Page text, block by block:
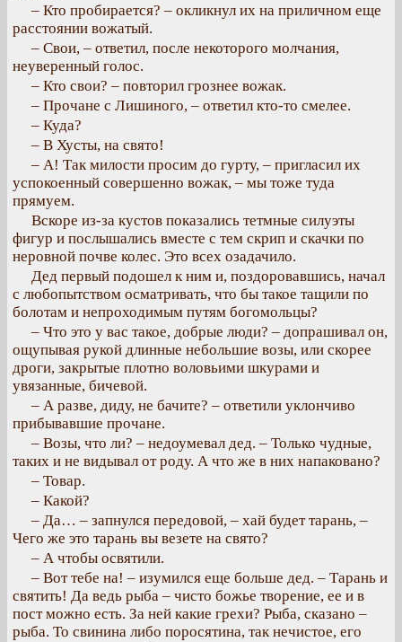
– Кто пробирается? – окликнул их на приличном еще
расстоянии вожатый.
– Свои, – ответил, после некоторого молчания,
неуверенный голос.
– Кто свои? – повторил грознее вожак.
– Прочане с Лишиного, – ответил кто-то смелее.
– Куда?
– В Хусты, на свято!
– А! Так милости просим до гурту, – пригласил их
успокоенный совершенно вожак, – мы тоже туда
прямуем.
Вскоре из-за кустов показались тетмные силуэты
фигур и послышались вместе с тем скрип и скачки по
неровной почве колес. Это всех озадачило.
Дед первый подошел к ним и, поздоровавшись, начал
с любопытством осматривать, что бы такое тащили по
болотам и непроходимым путям богомольцы?
– Что это у вас такое, добрые люди? – допрашивал он,
ощупывая рукой длинные небольшие возы, или скорее
дроги, закрытые плотно воловьими шкурами и
увязанные, бичевой.
– А разве, диду, не бачите? – ответили уклончиво
прибывавшие прочане.
– Возы, что ли? – недоумевал дед. – Только чудные,
таких и не видывал от роду. А что же в них напаковано?
– Товар.
– Какой?
– Да… – запнулся передовой, – хай будет тарань, –
Чего же это тарань вы везете на свято?
– А чтобы освятили.
– Вот тебе на! – изумился еще больше дед. – Тарань и
святить! Да ведь рыба – чисто божье творение, ее и в
пост можно есть. За ней какие грехи? Рыба, сказано –
рыба. То свинина либо поросятина, так нечистое, его